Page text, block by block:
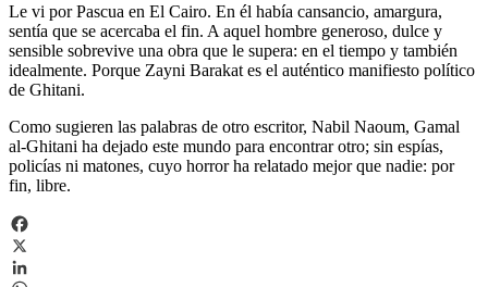
Le vi por Pascua en El Cairo. En él había cansancio, amargura,
sentía que se acercaba el fin. A aquel hombre generoso, dulce y
sensible sobrevive una obra que le supera: en el tiempo y también
idealmente. Porque Zayni Barakat es el auténtico manifiesto político
de Ghitani.
Como sugieren las palabras de otro escritor, Nabil Naoum, Gamal
al-Ghitani ha dejado este mundo para encontrar otro; sin espías,
policías ni matones, cuyo horror ha relatado mejor que nadie: por
fin, libre.
Facebook
X